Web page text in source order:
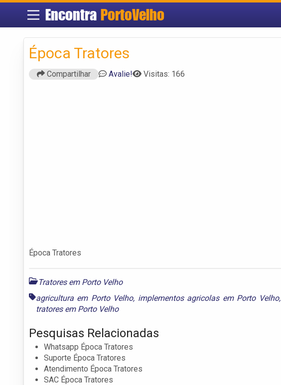
Encontra PortoVelho
Época Tratores
Compartilhar Avalie! Visitas: 166
Época Tratores
Tratores em Porto Velho
agricultura em Porto Velho, implementos agricolas em Porto Velho,
tratores em Porto Velho
Pesquisas Relacionadas
Whatsapp Época Tratores
Suporte Época Tratores
Atendimento Época Tratores
SAC Época Tratores